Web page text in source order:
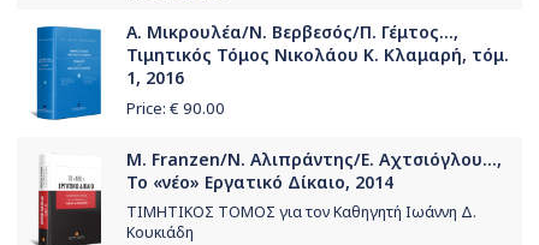
Α. Μικρουλέα/Ν. Βερβεσός/Π. Γέμτος...,
Τιμητικός Τόμος Νικολάου Κ. Κλαμαρή, τόμ.
1, 2016
Price: € 90.00
M. Franzen/Ν. Αλιπράντης/Ε. Αχτσιόγλου...,
Το «νέο» Εργατικό Δίκαιο, 2014
ΤΙΜΗΤΙΚΟΣ ΤΟΜΟΣ για τον Καθηγητή Ιωάννη Δ.
Κουκιάδη